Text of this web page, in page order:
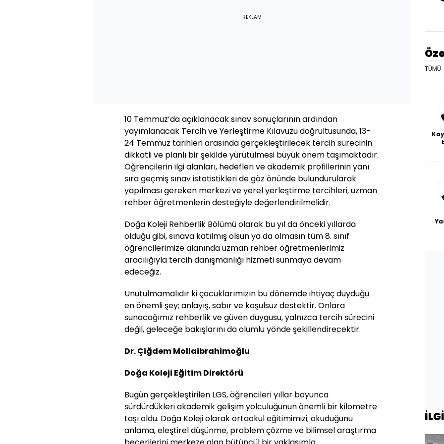
REKLAM
10 Temmuz’da açıklanacak sınav sonuçlarının ardından
yayımlanacak Tercih ve Yerleştirme Kılavuzu doğrultusunda, 13-
24 Temmuz tarihleri arasında gerçekleştirilecek tercih sürecinin
dikkatli ve planlı bir şekilde yürütülmesi büyük önem taşımaktadır.
Öğrencilerin ilgi alanları, hedefleri ve akademik profillerinin yanı
sıra geçmiş sınav istatistikleri de göz önünde bulundurularak
yapılması gereken merkezi ve yerel yerleştirme tercihleri, uzman
rehber öğretmenlerin desteğiyle değerlendirilmelidir.
Doğa Koleji Rehberlik Bölümü olarak bu yıl da önceki yıllarda
olduğu gibi, sınava katılmış olsun ya da olmasın tüm 8. sınıf
öğrencilerimize alanında uzman rehber öğretmenlerimiz
aracılığıyla tercih danışmanlığı hizmeti sunmaya devam
edeceğiz.
Unutulmamalıdır ki çocuklarımızın bu dönemde ihtiyaç duyduğu
en önemli şey; anlayış, sabır ve koşulsuz destektir. Onlara
sunacağımız rehberlik ve güven duygusu, yalnızca tercih sürecini
değil, geleceğe bakışlarını da olumlu yönde şekillendirecektir.
Dr. Çiğdem Mollaibrahimoğlu
Doğa Koleji Eğitim Direktörü
Bugün gerçekleştirilen LGS, öğrencileri yıllar boyunca
sürdürdükleri akademik gelişim yolculuğunun önemli bir kilometre
taşı oldu. Doğa Koleji olarak ortaokul eğitimimizi; okuduğunu
anlama, eleştirel düşünme, problem çözme ve bilimsel araştırma
TÜMÜ